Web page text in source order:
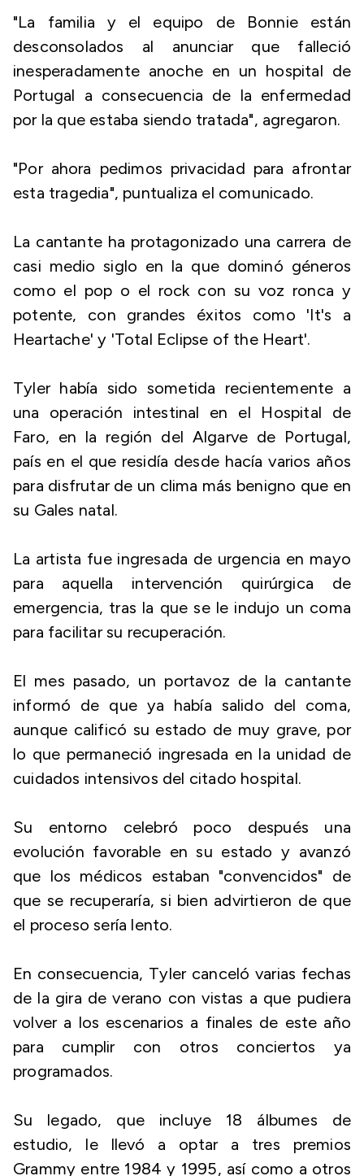
"La familia y el equipo de Bonnie están
desconsolados al anunciar que falleció
inesperadamente anoche en un hospital de
Portugal a consecuencia de la enfermedad
por la que estaba siendo tratada", agregaron.
"Por ahora pedimos privacidad para afrontar
esta tragedia", puntualiza el comunicado.
La cantante ha protagonizado una carrera de
casi medio siglo en la que dominó géneros
como el pop o el rock con su voz ronca y
potente, con grandes éxitos como 'It's a
Heartache' y 'Total Eclipse of the Heart'.
Tyler había sido sometida recientemente a
una operación intestinal en el Hospital de
Faro, en la región del Algarve de Portugal,
país en el que residía desde hacía varios años
para disfrutar de un clima más benigno que en
su Gales natal.
La artista fue ingresada de urgencia en mayo
para aquella intervención quirúrgica de
emergencia, tras la que se le indujo un coma
para facilitar su recuperación.
El mes pasado, un portavoz de la cantante
informó de que ya había salido del coma,
aunque calificó su estado de muy grave, por
lo que permaneció ingresada en la unidad de
cuidados intensivos del citado hospital.
Su entorno celebró poco después una
evolución favorable en su estado y avanzó
que los médicos estaban "convencidos" de
que se recuperaría, si bien advirtieron de que
el proceso sería lento.
En consecuencia, Tyler canceló varias fechas
de la gira de verano con vistas a que pudiera
volver a los escenarios a finales de este año
para cumplir con otros conciertos ya
programados.
Su legado, que incluye 18 álbumes de
estudio, le llevó a optar a tres premios
Grammy entre 1984 y 1995, así como a otros